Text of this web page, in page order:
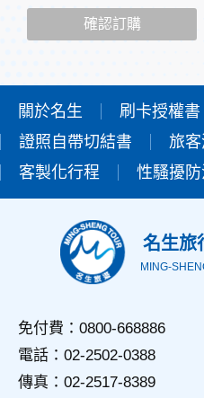
當您造訪本網站或使用本網站
該服務功能性質，請您提供必
本網站在您使用服務信箱、問
您所提供的姓名、電子郵件地
於一般瀏覽時，伺服器會自行
設備的IP位址、使用時間、使
用，決不對外公佈。
外，我們會視需要公佈統計數
人之資料。
三、資料之保護
備及必要的安全防護措施，加
嚴格的保護措施，只由經過授
料，相關處理人員皆簽有保密
會受到相關的法律處分。
如因業務需要有必要委託其他
確認訂購
關於名生 刷卡授權書
證照自帶切結書
旅
客製化行程
性騷擾
名生旅
MING-
免付費：0800-668886
電話：02-2502-0388
傳真：02-2517-8389